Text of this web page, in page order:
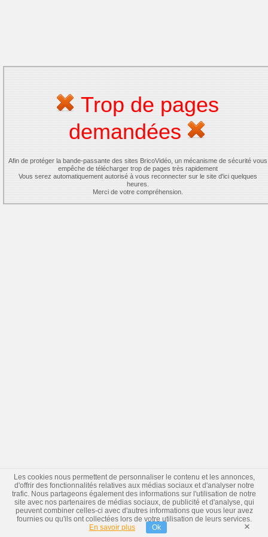
Trop de pages
demandées
Afin de protéger la bande-passante des sites BricoVidéo, un mécanisme de sécurité vous
empêche de télécharger trop de pages très rapidement
Vous serez automatiquement autorisé à vous reconnecter sur le site d'ici quelques
heures.
Merci de votre compréhension.
Les cookies nous permettent de personnaliser le contenu et les annonces,
d'offrir des fonctionnalités relatives aux médias sociaux et d'analyser notre
trafic. Nous partageons également des informations sur l'utilisation de notre
site avec nos partenaires de médias sociaux, de publicité et d'analyse, qui
peuvent combiner celles-ci avec d'autres informations que vous leur avez
fournies ou qu'ils ont collectées lors de votre utilisation de leurs services.
En savoir plus
Ok ×